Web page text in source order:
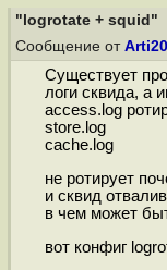
"logrotate + squid"
Сообщение от
Существует
логи сквида, а
access.log
store.log
cache.log
не ротирует
и сквид
в чем может
вот конфиг